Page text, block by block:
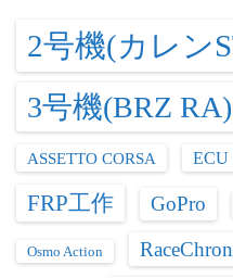
2号機(カレン
3号機(BRZ RA)
ASSETTO CORSA ECU
FRP工作 GoPro
Osmo Action